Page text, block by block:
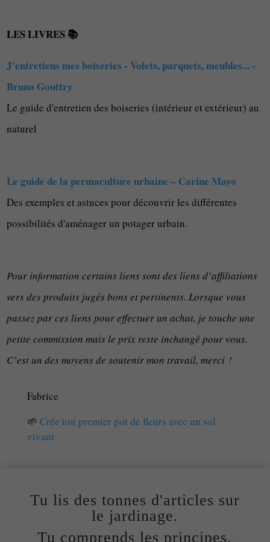
LES LIVRES 📚
J'entretiens mes boiseries - Volets, parquets, meubles... -
Bruno Gouttry
Le guide d'entretien des boiseries (intérieur et extérieur) au
naturel
Le guide de la permaculture urbaine – Carine Mayo
Des exemples et astuces pour découvrir les différentes
possibilités d'aménager un potager urbain.
Pour information certains liens sont des liens d’affiliations
vers des produits jugés bons et pertinents. Lorsque vous
passez par ces liens pour effectuer un achat, je touche une
petite commission mais le prix reste inchangé pour vous.
C’est un des moyens de soutenir mon travail, merci !
Fabrice
🌱 Crée ton premier pot de fleurs avec un sol
vivant
Tu lis des tonnes d'articles sur
le jardinage.
Tu comprends les principes.